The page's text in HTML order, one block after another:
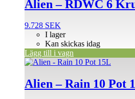
Alien – RDWC 6
9.728 SEK
I lager
Kan skickas idag
Lägg till i vagn
Alien – Rain 10 Pot